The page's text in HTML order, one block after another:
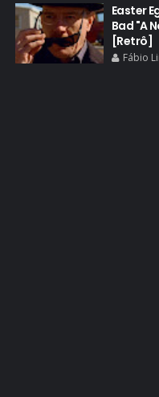
EL CAMINO
ELECTRIC DREAMS
ELENCO 5ª TEMPORADA
Easter
Bad "A
[Retrô]
Fábio